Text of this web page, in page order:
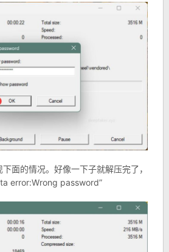
面的情况。好像一下子就解压完了，
error:Wrong password”